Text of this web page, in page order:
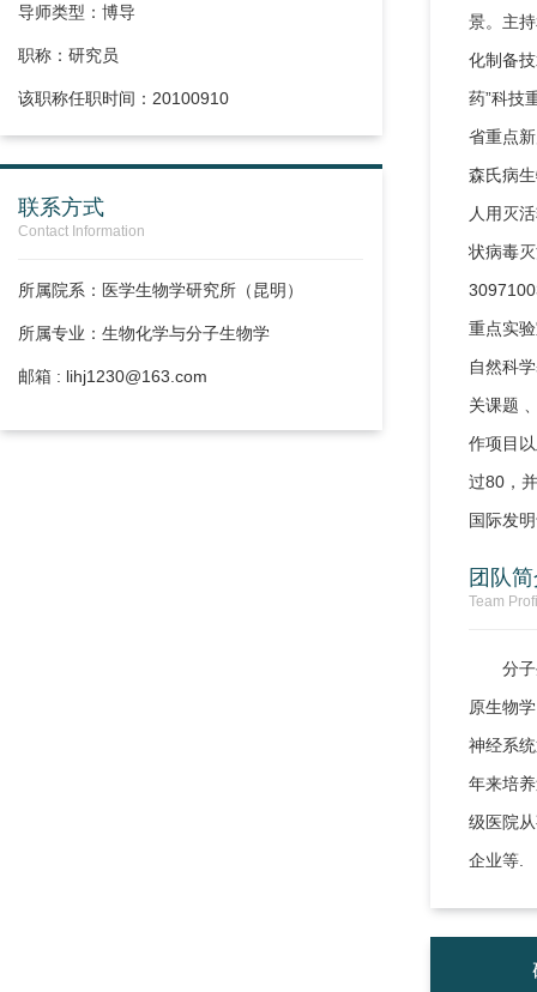
导师类型：博导
职称：研究员
该职称任职时间：20100910
联系方式
Contact Information
所属院系：医学生物学研究所（昆明）
所属专业：生物化学与分子生物学
邮箱 : lihj1230@163.com
景。主
化制备
药”科技
省重点
森氏病
人用灭
状病毒
重点实
自然科
关课题
作项目
过80，
国际发
团队
Team
分
原生物
神经系
年来培
级医院
企业等.